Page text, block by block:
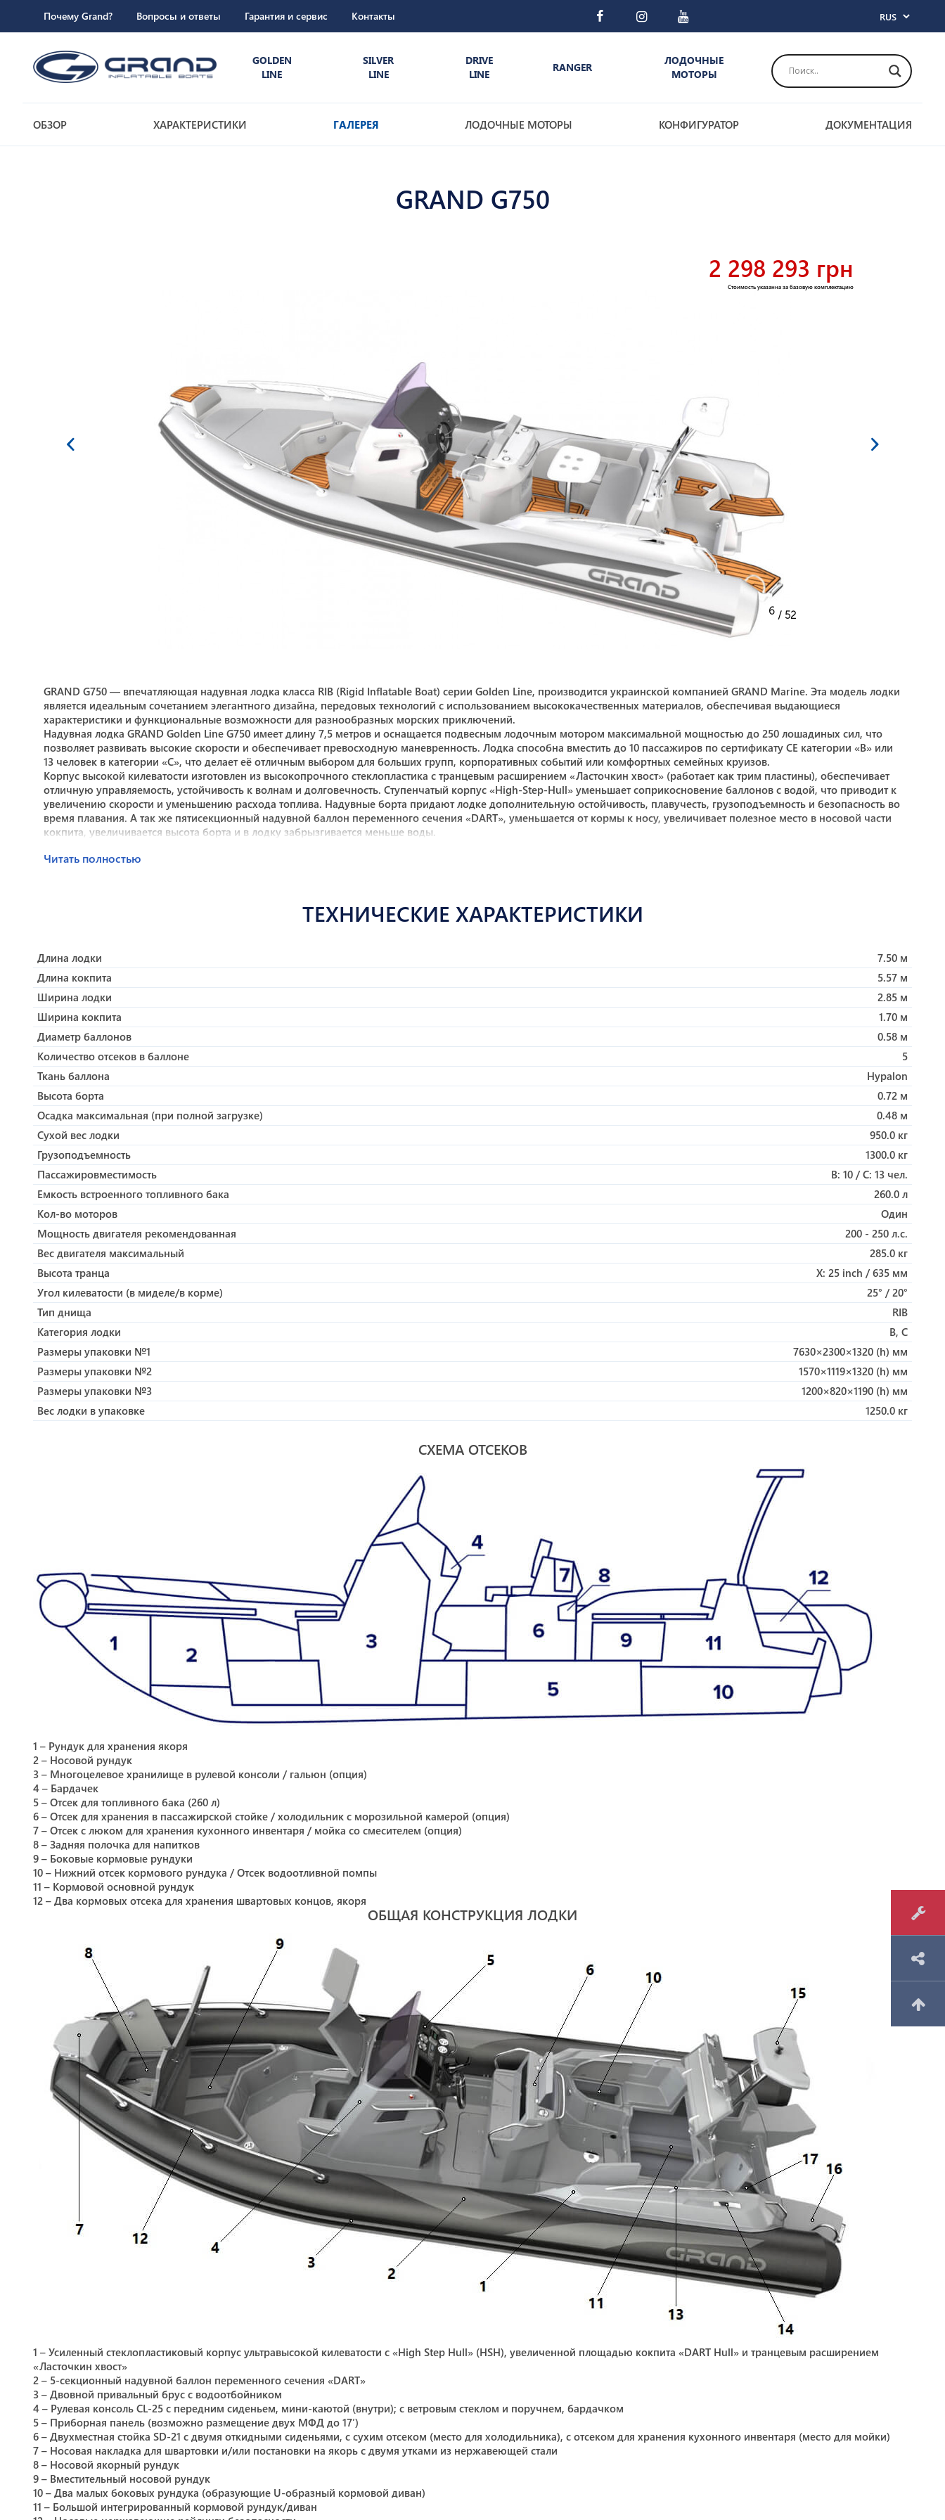
Почему Grand? Вопросы и ответы Гарантия и сервис Контакты
GOLDEN
LINE
SILVER
LINE
DRIVE
LINE
RANGER
ЛОДОЧНЫЕ
МОТОРЫ
ОБЗОР ХАРАКТЕРИСТИКИ ГАЛЕРЕЯ ЛОДОЧНЫЕ МОТОРЫ КОНФИГУРАТОР ДОКУМЕНТАЦИЯ
GRAND G750
2 298 293 грн
Стоимость указанна за базовую комплектацию
6 / 52
GRAND G750 — впечатляющая надувная лодка класса RIB (Rigid Inflatable Boat) серии Golden Line, производится украинской компанией GRAND Marine. Эта модель лодки
является идеальным сочетанием элегантного дизайна, передовых технологий c использованием высококачественных материалов, обеспечивая выдающиеся
характеристики и функциональные возможности для разнообразных морских приключений.
Надувная лодка GRAND Golden Line G750 имеет длину 7,5 метров и оснащается подвесным лодочным мотором максимальной мощностью до 250 лошадиных сил, что
позволяет развивать высокие скорости и обеспечивает превосходную маневренность. Лодка способна вместить до 10 пассажиров по сертификату CE категории «B» или
13 человек в категории «C», что делает её отличным выбором для больших групп, корпоративных событий или комфортных семейных круизов.
Корпус высокой килеватости изготовлен из высокопрочного стеклопластика с транцевым расширением «Ласточкин хвост» (работает как трим пластины), обеспечивает
отличную управляемость, устойчивость к волнам и долговечность. Ступенчатый корпус «High-Step-Hull» уменьшает соприкосновение баллонов с водой, что приводит к
увеличению скорости и уменьшению расхода топлива. Надувные борта придают лодке дополнительную остойчивость, плавучесть, грузоподъемность и безопасность во
время плавания. А так же пятисекционный надувной баллон переменного сечения «DART», уменьшается от кормы к носу, увеличивает полезное место в носовой части
кокпита, увеличивается высота борта и в лодку забрызгивается меньше воды.
образным кормовым диваном/рундуком. На приборной панели рулевой консоли может разместиться передовое навигационное оборудование, т.е. два
Silvertex устойчивой к воздействию ультрафиолета и воды.
выбор заводских опций и широкий ассортимент дополнительного оборудования, включая бимини-тент или хардтоп для защиты от солнца, обеспечивающий
максимальный комфорт во время плавания.
РИБ лодка ГРАНД G750 серии Golden Line идеально подходит для различных целей. Она отлично подойдет для экскурсий, чартерных путешествий, водных видов спорта
и рыбалки. Эта лодка предназначена как для профессиональных моряков, так и для любителей, и она гарантирует безопасность, надежность и комфорт на воде.
Независимо от того, вы ищете спокойный круиз с семьей или возможность активных морских приключений с друзьями, GRAND Golden Line G750 обеспечивает
незабываемый и безопасный отдых на воде.
Читать полностью
ТЕХНИЧЕСКИЕ ХАРАКТЕРИСТИКИ
Длина лодки
7.50 м
Длина кокпита
5.57 м
Ширина лодки
2.85 м
Ширина кокпита
1.70 м
Диаметр баллонов
0.58 м
Количество отсеков в баллоне
5
Ткань баллона
Hypalon
Высота борта
0.72 м
Осадка максимальная (при полной загрузке)
0.48 м
Сухой вес лодки
950.0 кг
Грузоподъемность
1300.0 кг
Пассажировместимость
B: 10 / C: 13 чел.
Емкость встроенного топливного бака
260.0 л
Кол-во моторов
Один
Мощность двигателя рекомендованная
200 - 250 л.с.
Вес двигателя максимальный
285.0 кг
Высота транца
X: 25 inch / 635 мм
Угол килеватости (в миделе/в корме)
25° / 20°
Тип днища
RIB
Категория лодки
B, C
Размеры упаковки №1
7630×2300×1320 (h) мм
Размеры упаковки №2
1570×1119×1320 (h) мм
Размеры упаковки №3
1200×820×1190 (h) мм
Вес лодки в упаковке
1250.0 кг
СХЕМА ОТСЕКОВ
1 – Рундук для хранения якоря
2 – Носовой рундук
3 – Многоцелевое хранилище в рулевой консоли / гальюн (опция)
4 – Бардачек
5 – Отсек для топливного бака (260 л)
6 – Отсек для хранения в пассажирской стойке / холодильник с морозильной камерой (опция)
7 – Отсек с люком для хранения кухонного инвентаря / мойка со смесителем (опция)
8 – Задняя полочка для напитков
9 – Боковые кормовые рундуки
10 – Нижний отсек кормового рундука / Отсек водоотливной помпы
11 – Кормовой основной рундук
12 – Два кормовых отсека для хранения швартовых концов, якоря
ОБЩАЯ КОНСТРУКЦИЯ ЛОДКИ
1 – Усиленный стеклопластиковый корпус ультравысокой килеватости с «High Step Hull» (HSH), увеличенной площадью кокпита «DART Hull» и транцевым расширением
«Ласточкин хвост»
2 – 5-секционный надувной баллон переменного сечения «DART»
3 – Двовной привальный брус с водоотбойником
4 – Рулевая консоль CL-25 с передним сиденьем, мини-каютой (внутри); с ветровым стеклом и поручнем, бардачком
5 – Приборная панель (возможно размещение двух МФД до 17′)
6 – Двухместная стойка SD-21 с двумя откидными сиденьями, с сухим отсеком (место для холодильника), с отсеком для хранения кухонного инвентаря (место для мойки)
7 – Носовая накладка для швартовки и/или постановки на якорь с двумя утками из нержавеющей стали
8 – Носовой якорный рундук
9 – Вместительный носовой рундук
10 – Два малых боковых рундука (образующие U-образный кормовой диван)
11 – Большой интегрированный кормовой рундук/диван